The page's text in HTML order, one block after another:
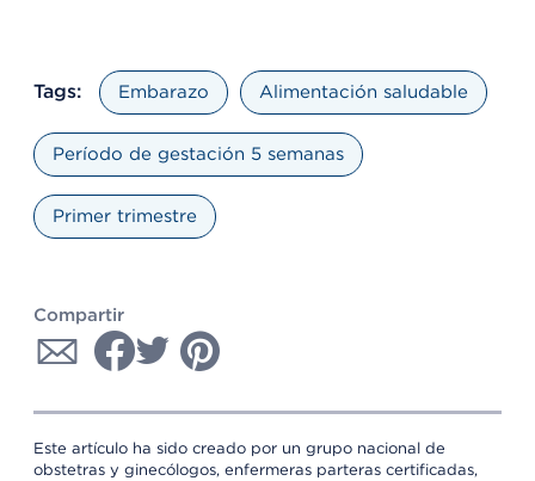
Tags: Embarazo Alimentación saludable
Período de gestación 5 semanas
Primer trimestre
Compartir
Este artículo ha sido creado por un grupo nacional de
obstetras y ginecólogos, enfermeras parteras certificadas,